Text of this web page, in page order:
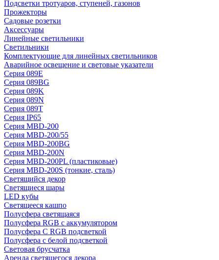
Подсветки тротуаров, ступеней, газонов
Прожекторы
Садовые розетки
Аксессуары
Линейные светильники
Светильники
Комплектующие для линейных светильников
Аварийное освещение и световые указатели
Серия 089E
Серия 089BG
Серия 089K
Серия 089N
Серия 089T
Серия IP65
Серия MBD-200
Серия MBD-200/55
Серия MBD-200BG
Серия MBD-200N
Серия MBD-200PL (пластиковые)
Серия MBD-200S (тонкие, сталь)
Светящийся декор
Светящиеся шары
LED кубы
Светящееся кашпо
Полусфера светящаяся
Полусфера RGB с аккумулятором
Полусфера С RGB подсветкой
Полусфера с белой подсветкой
Световая брусчатка
Аренда светящегося декора